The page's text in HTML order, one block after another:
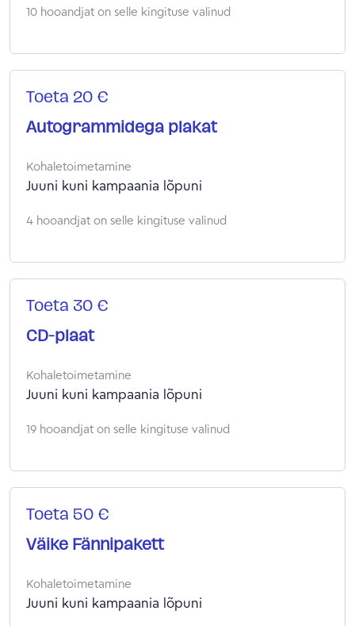
10 hooandjat on selle kingituse valinud
Toeta 20 €
Autogrammidega plakat
Kohaletoimetamine
Juuni kuni kampaania lõpuni
4 hooandjat on selle kingituse valinud
Toeta 30 €
CD-plaat
Kohaletoimetamine
Juuni kuni kampaania lõpuni
19 hooandjat on selle kingituse valinud
Toeta 50 €
Väike Fännipakett
Kohaletoimetamine
Juuni kuni kampaania lõpuni